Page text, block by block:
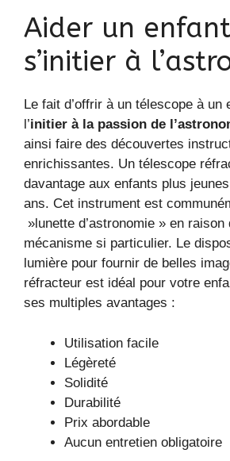
Aider un
s’initier à
Le fait d’offrir à un télescope à un
l’initier à la passion de
ainsi faire des découvertes
enrichissantes. Un télescope
davantage aux enfants plus
ans. Cet instrument est
»lunette d’astronomie » en raison
mécanisme si particulier. Le
lumière pour fournir de belles
réfracteur est idéal pour votre
ses multiples avantages :
Utilisation facile
Légèreté
Solidité
Durabilité
Prix abordable
Aucun entretien obligatoire